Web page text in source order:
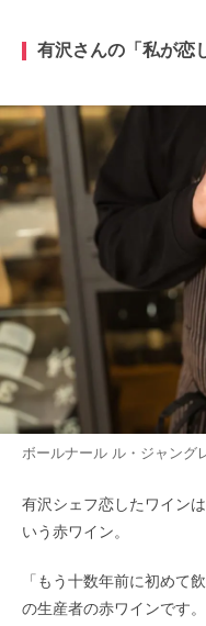
有沢さんの「私が恋
ボールナール ル・ジャング
有沢シェフ恋したワイン
いう赤ワイン。
「もう十数年前に初めて
の生産者の赤ワインです